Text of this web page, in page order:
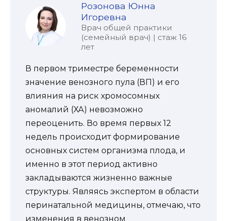
Розонова Юнна
Игоревна
Врач общей практики
(семейный врач) | стаж 16
лет
В первом триместре беременности
значение венозного пула (ВП) и его
влияния на риск хромосомных
аномалий (ХА) невозможно
переоценить. Во время первых 12
недель происходит формирование
основных систем организма плода, и
именно в этот период активно
закладываются жизненно важные
структуры. Являясь экспертом в области
перинатальной медицины, отмечаю, что
изменения в венозном